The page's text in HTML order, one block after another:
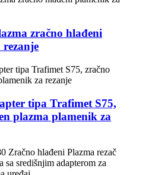
zračno hlađeni
tipa Trafimet S75,
plazma plamenik za